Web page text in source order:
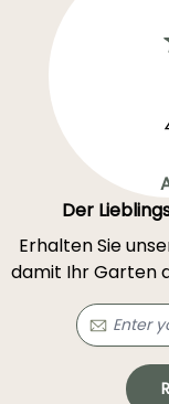
Der
Erhalten Sie
damit Ihr Garten